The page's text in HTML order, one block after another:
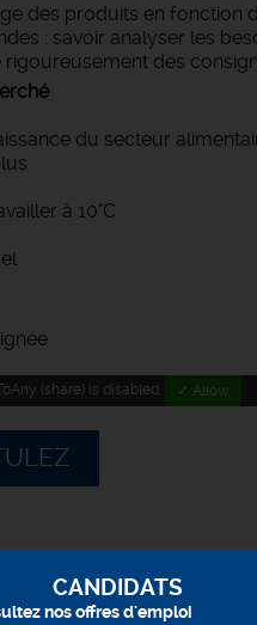
des produits en fonction
: savoir analyser les
rigoureusement des
du secteur
à 10°C
(share) is disabled. ✓ Allow
CANDIDATS
nos offres d'emploi